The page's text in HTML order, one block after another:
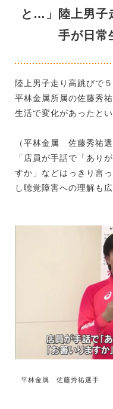
と…」陸上男子
手が日常
陸上男子走り高跳びで
平林金属所属の佐藤秀
生活で変化があったとい
（平林金属 佐藤秀祐選
「店員が手話で「あり
すか」などはっきり言
し聴覚障害への理解も
平林金属 佐藤秀祐選手